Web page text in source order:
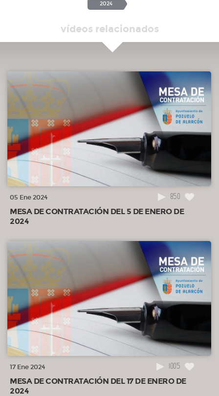
2024
vídeos relacionados
05 Ene 2024 850
MESA DE CONTRATACIÓN DEL 5 DE ENERO DE
2024
17 Ene 2024 1005
MESA DE CONTRATACIÓN DEL 17 DE ENERO DE
2024